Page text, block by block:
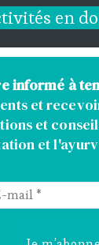
en
informé à
et
et
et
*